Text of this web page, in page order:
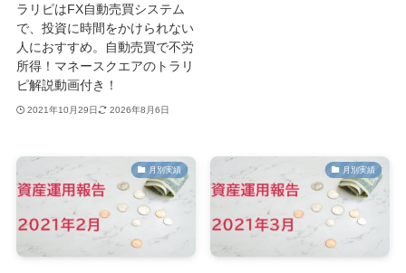
ラリピはFX自動売買システム
で、投資に時間をかけられない
人におすすめ。自動売買で不労
所得！マネースクエアのトラリ
ピ解説動画付き！
2021年10月29日 2026年8月6日
月別実績 月別実績